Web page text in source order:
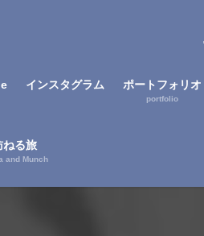
インスタグラム ポートフォリオ
portfolio
ねる旅
and Munch